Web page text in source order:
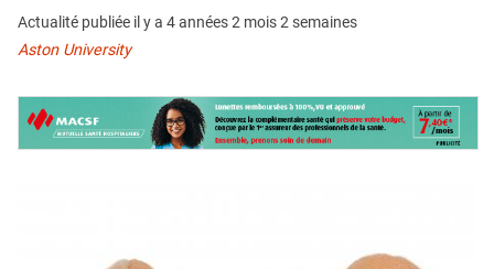
CRÉDITS
Actualité publiée il y a 4 années 2 mois 2 semaines
Aston University